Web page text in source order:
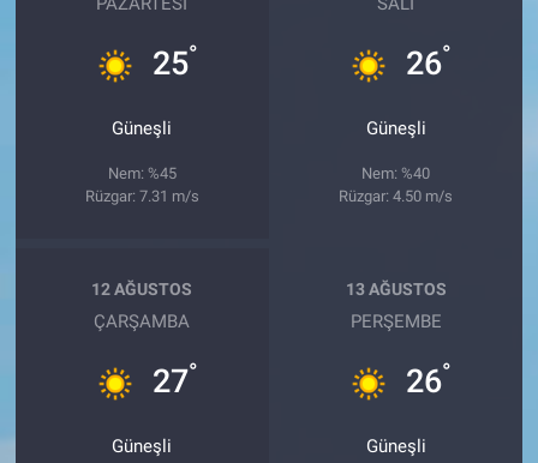
25°
Güneşli
Nem: %45
Rüzgar: 7.31 m/s
26°
Güneşli
Nem: %40
Rüzgar: 4.50 m/s
12 AĞUSTOS
ÇARŞAMBA
27°
Güneşli
13 AĞUSTOS
PERŞEMBE
26°
Güneşli